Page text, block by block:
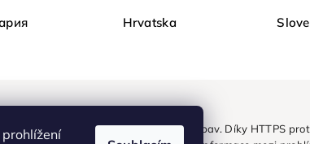
Hrvatska
na Diamondi bezpečně a bez obav. Díky HTTPS